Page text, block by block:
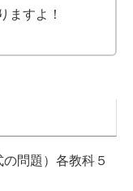
ますよ！
問題）各教科５